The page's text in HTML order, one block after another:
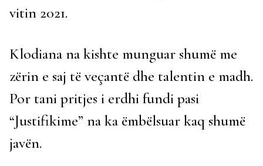
vitin 2021.
Klodiana na kishte munguar shumë me
zërin e saj të veçantë dhe talentin e madh.
Por tani pritjes i erdhi fundi pasi
“Justifikime” na ka ëmbëlsuar kaq shumë
javën.